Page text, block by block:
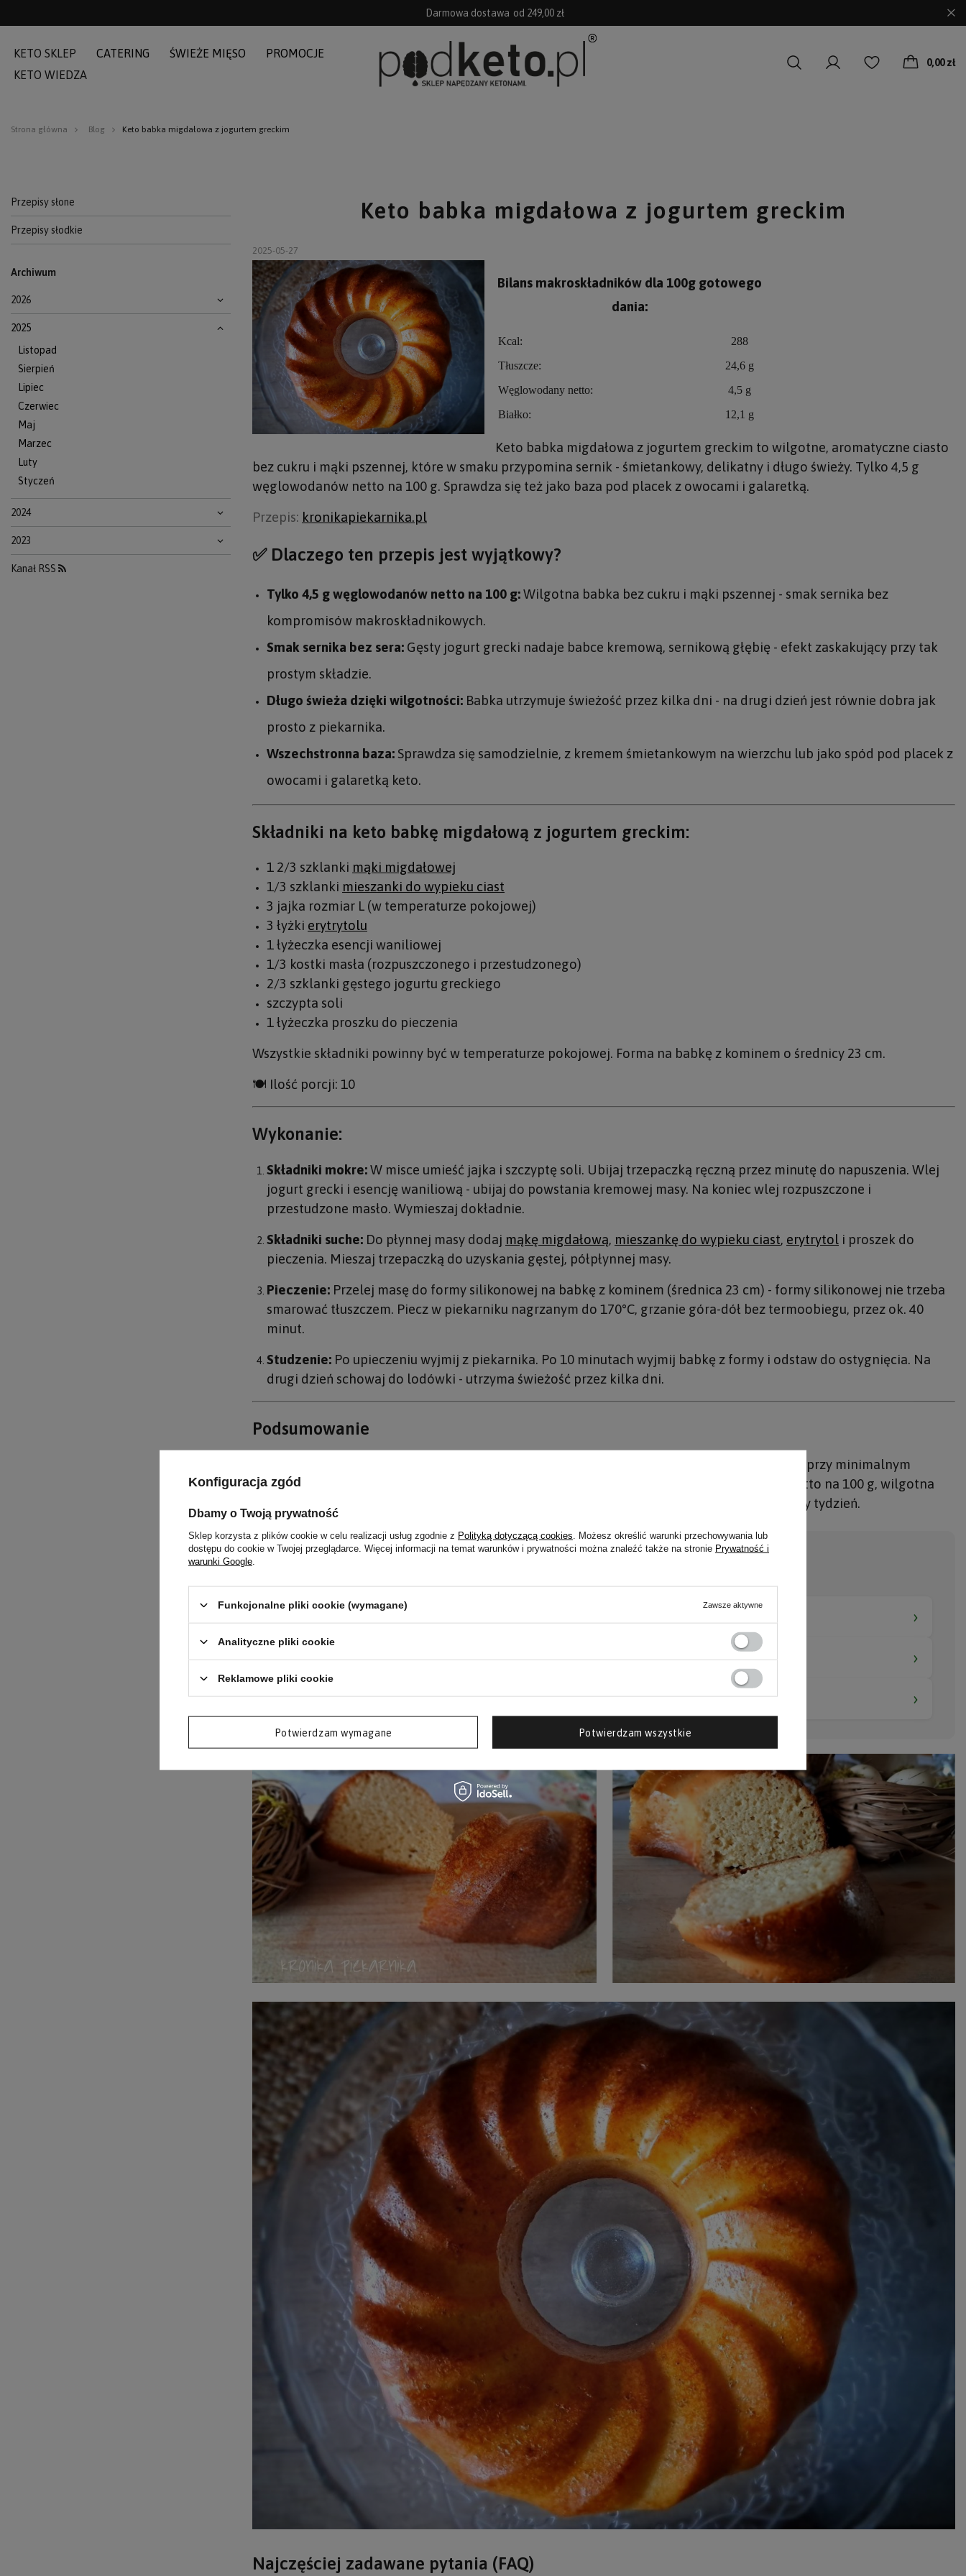
Darmowa dostawa od 249,00 zł
0,00 zł
KETO SKLEP CATERING ŚWIEŻE MIĘSO
PROMOCJE
KETO WIEDZA
Strona główna Blog Keto babka migdałowa z jogurtem greckim
Przepisy słone
Przepisy słodkie
Archiwum
2026
2025
Listopad
Sierpień
Lipiec
Czerwiec
Maj
Marzec
Luty
Styczeń
2024
2023
Kanał RSS
Keto babka migdałowa z jogurtem greckim
2025-05-27
Bilans makroskładników dla 100g gotowego
dania:
Kcal:
288
Tłuszcze:
24,6 g
Węglowodany netto:
4,5 g
Białko:
12,1 g
Keto babka migdałowa z jogurtem greckim to wilgotne, aromatyczne ciasto
bez cukru i mąki pszennej, które w smaku przypomina sernik - śmietankowy, delikatny i długo świeży. Tylko 4,5 g
węglowodanów netto na 100 g. Sprawdza się też jako baza pod placek z owocami i galaretką.
Przepis: kronikapiekarnika.pl
✅ Dlaczego ten przepis jest wyjątkowy?
Tylko 4,5 g węglowodanów netto na 100 g:Wilgotna babka bez cukru i mąki pszennej - smak sernika bez
kompromisów makroskładnikowych.
Smak sernika bez sera: Gęsty jogurt grecki nadaje babce kremową, sernikową głębię - efekt zaskakujący przy tak
prostym składzie.
Długo świeża dzięki wilgotności: Babka utrzymuje świeżość przez kilka dni - na drugi dzień jest równie dobra jak
prosto z piekarnika.
Wszechstronna baza:Sprawdza się samodzielnie, z kremem śmietankowym na wierzchu lub jako spód pod placek z
owocami i galaretką keto.
Składniki na keto babkę migdałową z jogurtem greckim:
1 2/3 szklanki mąki migdałowej
1/3 szklanki mieszanki do wypieku ciast
3 jajka rozmiar L (w temperaturze pokojowej)
3 łyżki erytrytolu
1 łyżeczka esencji waniliowej
1/3 kostki masła (rozpuszczonego i przestudzonego)
2/3 szklanki gęstego jogurtu greckiego
szczypta soli
1 łyżeczka proszku do pieczenia
Wszystkie składniki powinny być w temperaturze pokojowej. Forma na babkę z kominem o średnicy 23 cm.
🍽️ Ilość porcji: 10
Wykonanie:
Składniki mokre:W misce umieść jajka i szczyptę soli. Ubijaj trzepaczką ręczną przez minutę do napuszenia. Wlej
jogurt grecki i esencję waniliową - ubijaj do powstania kremowej masy. Na koniec wlej rozpuszczone i
przestudzone masło. Wymieszaj dokładnie.
Składniki suche: Do płynnej masy dodaj mąkę migdałową, mieszankę do wypieku ciast, erytrytol i proszek do
pieczenia. Mieszaj trzepaczką do uzyskania gęstej, półpłynnej masy.
Pieczenie: Przelej masę do formy silikonowej na babkę z kominem (średnica 23 cm) - formy silikonowej nie trzeba
smarować tłuszczem. Piecz w piekarniku nagrzanym do 170°C, grzanie góra-dół bez termoobiegu, przez ok. 40
minut.
Studzenie: Po upieczeniu wyjmij z piekarnika. Po 10 minutach wyjmij babkę z formy i odstaw do ostygnięcia. Na
drugi dzień schowaj do lodówki - utrzyma świeżość przez kilka dni.
Podsumowanie
Keto babka migdałowa z jogurtem greckim to przepis, który zaskakuje sernikowym smakiem przy minimalnym
składzie - mąka migdałowa, jogurt grecki, jajka i erytrytol. Zaledwie 4,5 g węglowodanów netto na 100 g, wilgotna
przez kilka dni i wszechstronna jako baza do innych keto deserów. Upiecz raz i jedz przez cały tydzień.
›
›
›
Najczęściej zadawane pytania (FAQ)
Konfiguracja zgód
Dbamy o Twoją prywatność
Sklep korzysta z plików cookie w celu realizacji usług zgodnie z Polityką dotyczącą cookies . Możesz określić warunki przechowywania lub
dostępu do cookie w Twojej przeglądarce. Więcej informacji na temat warunków i prywatności można znaleźć także na stronie Prywatność i
warunki Google
Funkcjonalne pliki cookie (wymagane) Zawsze aktywne
Analityczne pliki cookie
Reklamowe pliki cookie
Potwierdzam wymagane Potwierdzam wszystkie